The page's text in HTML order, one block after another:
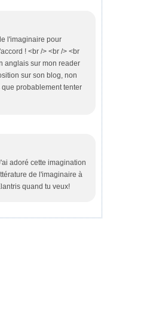
l'imaginaire pour
! <br /> <br /> <br
anglais sur mon reader
sur son blog, non
probablement tenter
adoré cette imagination
de l'imaginaire à
quand tu veux!